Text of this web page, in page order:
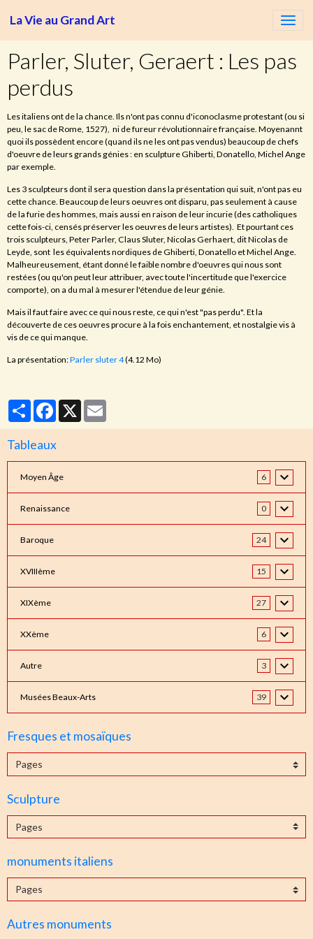
La Vie au Grand Art
Parler, Sluter, Geraert : Les pas
perdus
Les italiens ont de la chance. Ils n'ont pas connu d'iconoclasme protestant (ou si
peu, le sac de Rome, 1527), ni de fureur révolutionnaire française. Moyenannt
quoi ils possèdent encore (quand ils ne les ont pas vendus) beaucoup de chefs
d'oeuvre de leurs grands génies : en sculpture Ghiberti, Donatello, Michel Ange
par exemple.
Les 3 sculpteurs dont il sera question dans la présentation qui suit, n'ont pas eu
cette chance. Beaucoup de leurs oeuvres ont disparu, pas seulement à cause
de la furie des hommes, mais aussi en raison de leur incurie (des catholiques
cette fois-ci, censés préserver les oeuvres de leurs artistes). Et pourtant ces
trois sculpteurs, Peter Parler, Claus Sluter, Nicolas Gerhaert, dit Nicolas de
Leyde, sont les équivalents nordiques de Ghiberti, Donatello et Michel Ange.
Malheureusement, étant donné le faible nombre d'oeuvres qui nous sont
restées (ou qu'on peut leur attribuer, avec toute l'incertitude que l'exercice
comporte), on a du mal à mesurer l'étendue de leur génie.
Mais il faut faire avec ce qui nous reste, ce qui n'est "pas perdu". Et la
découverte de ces oeuvres procure à la fois enchantement, et nostalgie vis à
vis de ce qui manque.
La présentation:Parler sluter 4(4.12 Mo)
PartagerFacebook
X
Tableaux
Moyen Âge 6
Renaissance 0
Baroque 24
XVIIIème 15
XIXème 27
XXème 6
Autre 3
Musées Beaux-Arts 39
Fresques et mosaïques
Sculpture
monuments italiens
Autres monuments